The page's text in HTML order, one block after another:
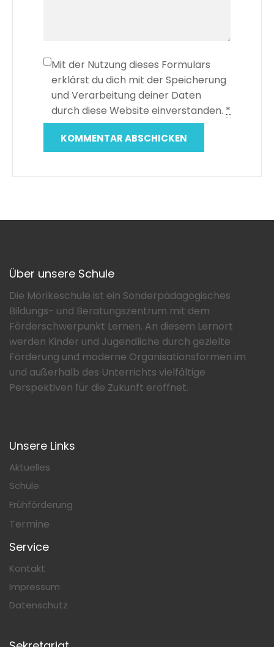
Mit der Nutzung dieses Formulars
erklärst du dich mit der Speicherung
und Verarbeitung deiner Daten
durch diese Website einverstanden. *
Über unsere Schule
Die Mörikeschule ist ein Sonderpädagogisches
Bildungs- und Beratungszentrum mit dem
Förderschwerpunkt Lernen. An diesem Lernort
werden Kinder und Jugendliche durch gezielte
Förderung und moderne Organisationsformen im
und außerhalb des Unterrichts vielfältige
Perspektiven für die Zukunft eröffnet.
Unsere Links
Aktuelles
Schule
Frühförderung
Termine
Service
Kontakt
Impressum
Datenschutz